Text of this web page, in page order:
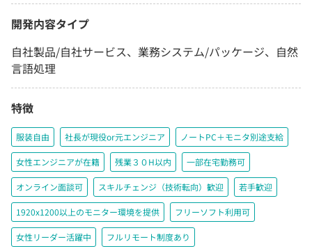
開発内容タイプ
自社製品/自社サービス、業務システム/パッケージ、自然
言語処理
特徴
服装自由 社長が現役or元エンジニア ノートPC＋モニタ別途支給
女性エンジニアが在籍 残業３０H以内 一部在宅勤務可
オンライン面談可 スキルチェンジ（技術転向）歓迎 若手歓迎
1920x1200以上のモニター環境を提供 フリーソフト利用可
女性リーダー活躍中 フルリモート制度あり